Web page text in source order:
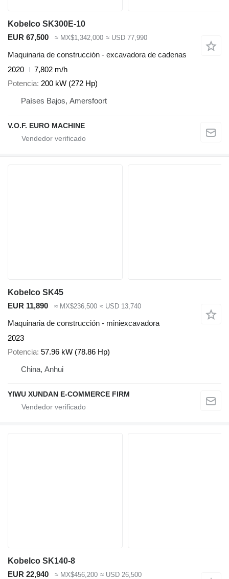
Kobelco SK300E-10
EUR 67,500
≈ MX$1,342,000 ≈ USD 77,990
Maquinaria de construcción - excavadora de cadenas
2020
7,802 m/h
Potencia 200 kW (272 Hp)
Países Bajos, Amersfoort
V.O.F. EURO MACHINE
Kobelco SK45
EUR 11,890
≈ MX$236,500 ≈ USD 13,740
Maquinaria de construcción - miniexcavadora
2023
Potencia 57.96 kW (78.86 Hp)
China, Anhui
YIWU XUNDAN E-COMMERCE FIRM
Kobelco SK140-8
EUR 22,940
≈ MX$456,200 ≈ USD 26,500